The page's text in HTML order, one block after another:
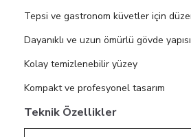
Tepsi ve gastronom küvetler için
Dayanıklı ve uzun ömürlü gövde yapısı
Kolay temizlenebilir yüzey
Kompakt ve profesyonel tasarım
Teknik Özellikler